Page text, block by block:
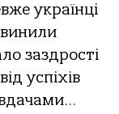
українці
заздрості
успіхів